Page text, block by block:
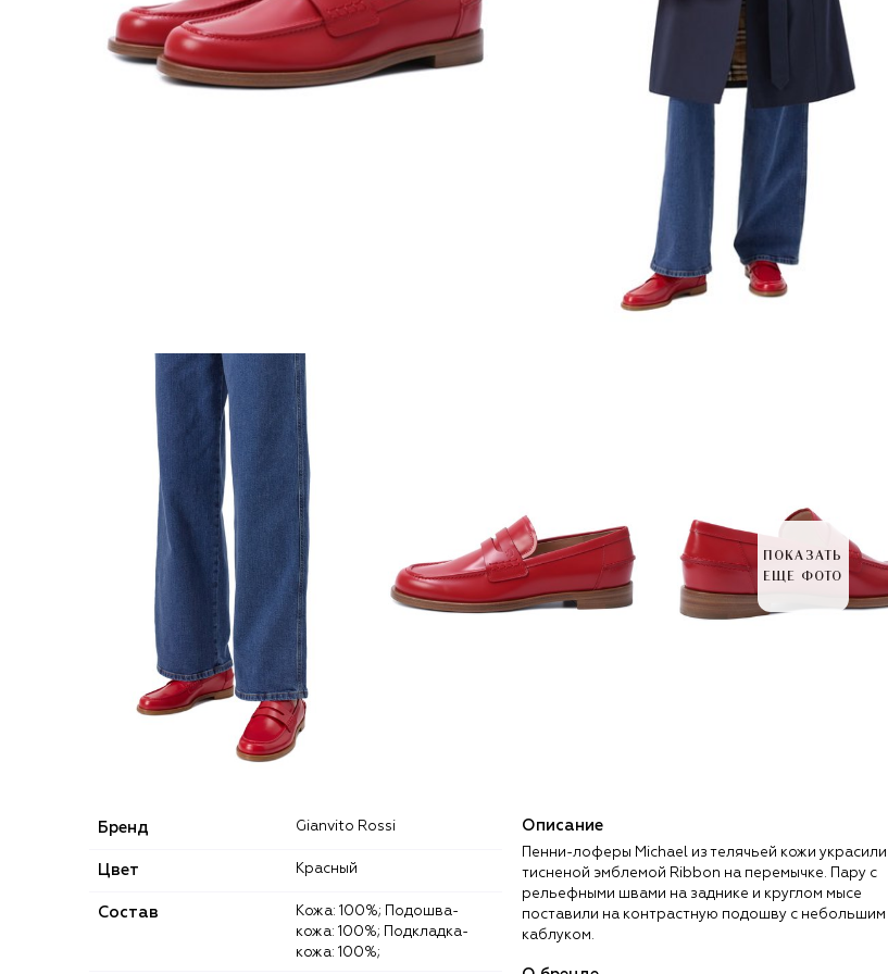
ПОКАЗАТЬ
ЕЩЕ ФОТО
Бренд Gianvito Rossi
Цвет Красный
Состав
Кожа: 100%; Подошва-
кожа: 100%; Подкладка-
кожа: 100%;
Описание
Пенни-лоферы Michael из телячьей кожи украсили
тисненой эмблемой Ribbon на перемычке. Пару с
рельефными швами на заднике и круглом мысе
поставили на контрастную подошву с небольшим
каблуком.